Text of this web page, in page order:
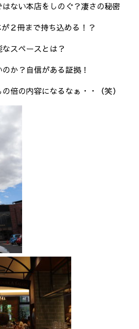
ない本店をしのぐ？凄さの秘密
２冊まで持ち込める！？
スペースとは？
か？自信がある証拠！
倍の内容になるなぁ・・（笑）